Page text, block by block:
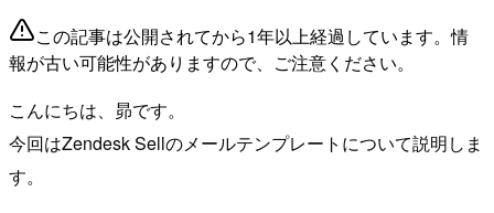
この記事は公開されてから1年以上経過しています。情
報が古い可能性がありますので、ご注意ください。
こんにちは、昴です。
今回はZendesk Sellのメールテンプレートについて説明しま
す。